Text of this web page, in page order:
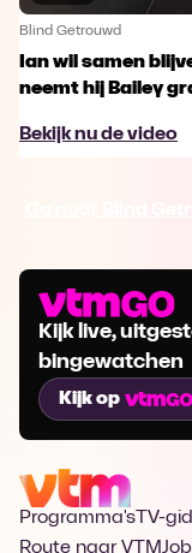
Blind Getrouwd
Ian wil samen
neemt hij Bailey
Bekijk nu de video
Kijk live,
bingewatchen
Kijk op
Programma's TV-
Route naar VTM